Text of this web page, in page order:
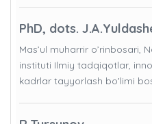
PhD, dots.
Mas’ul muharrir
instituti Ilmiy tadqiqotlar,
kadrlar tayyorlash bo'limi